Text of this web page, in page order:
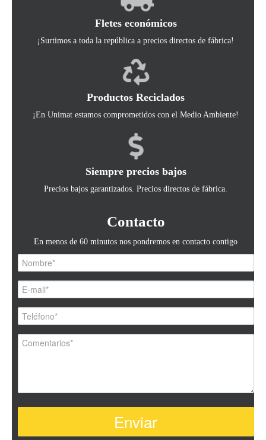
Fletes económicos
¡Surtimos a toda la república a precios directos de fábrica!
Productos Reciclados
¡En Unimat estamos comprometidos con el Medio Ambiente!
Siempre precios bajos
Precios bajos garantizados. Precios directos de fábrica.
Contacto
En menos de 60 minutos nos pondremos en contacto contigo